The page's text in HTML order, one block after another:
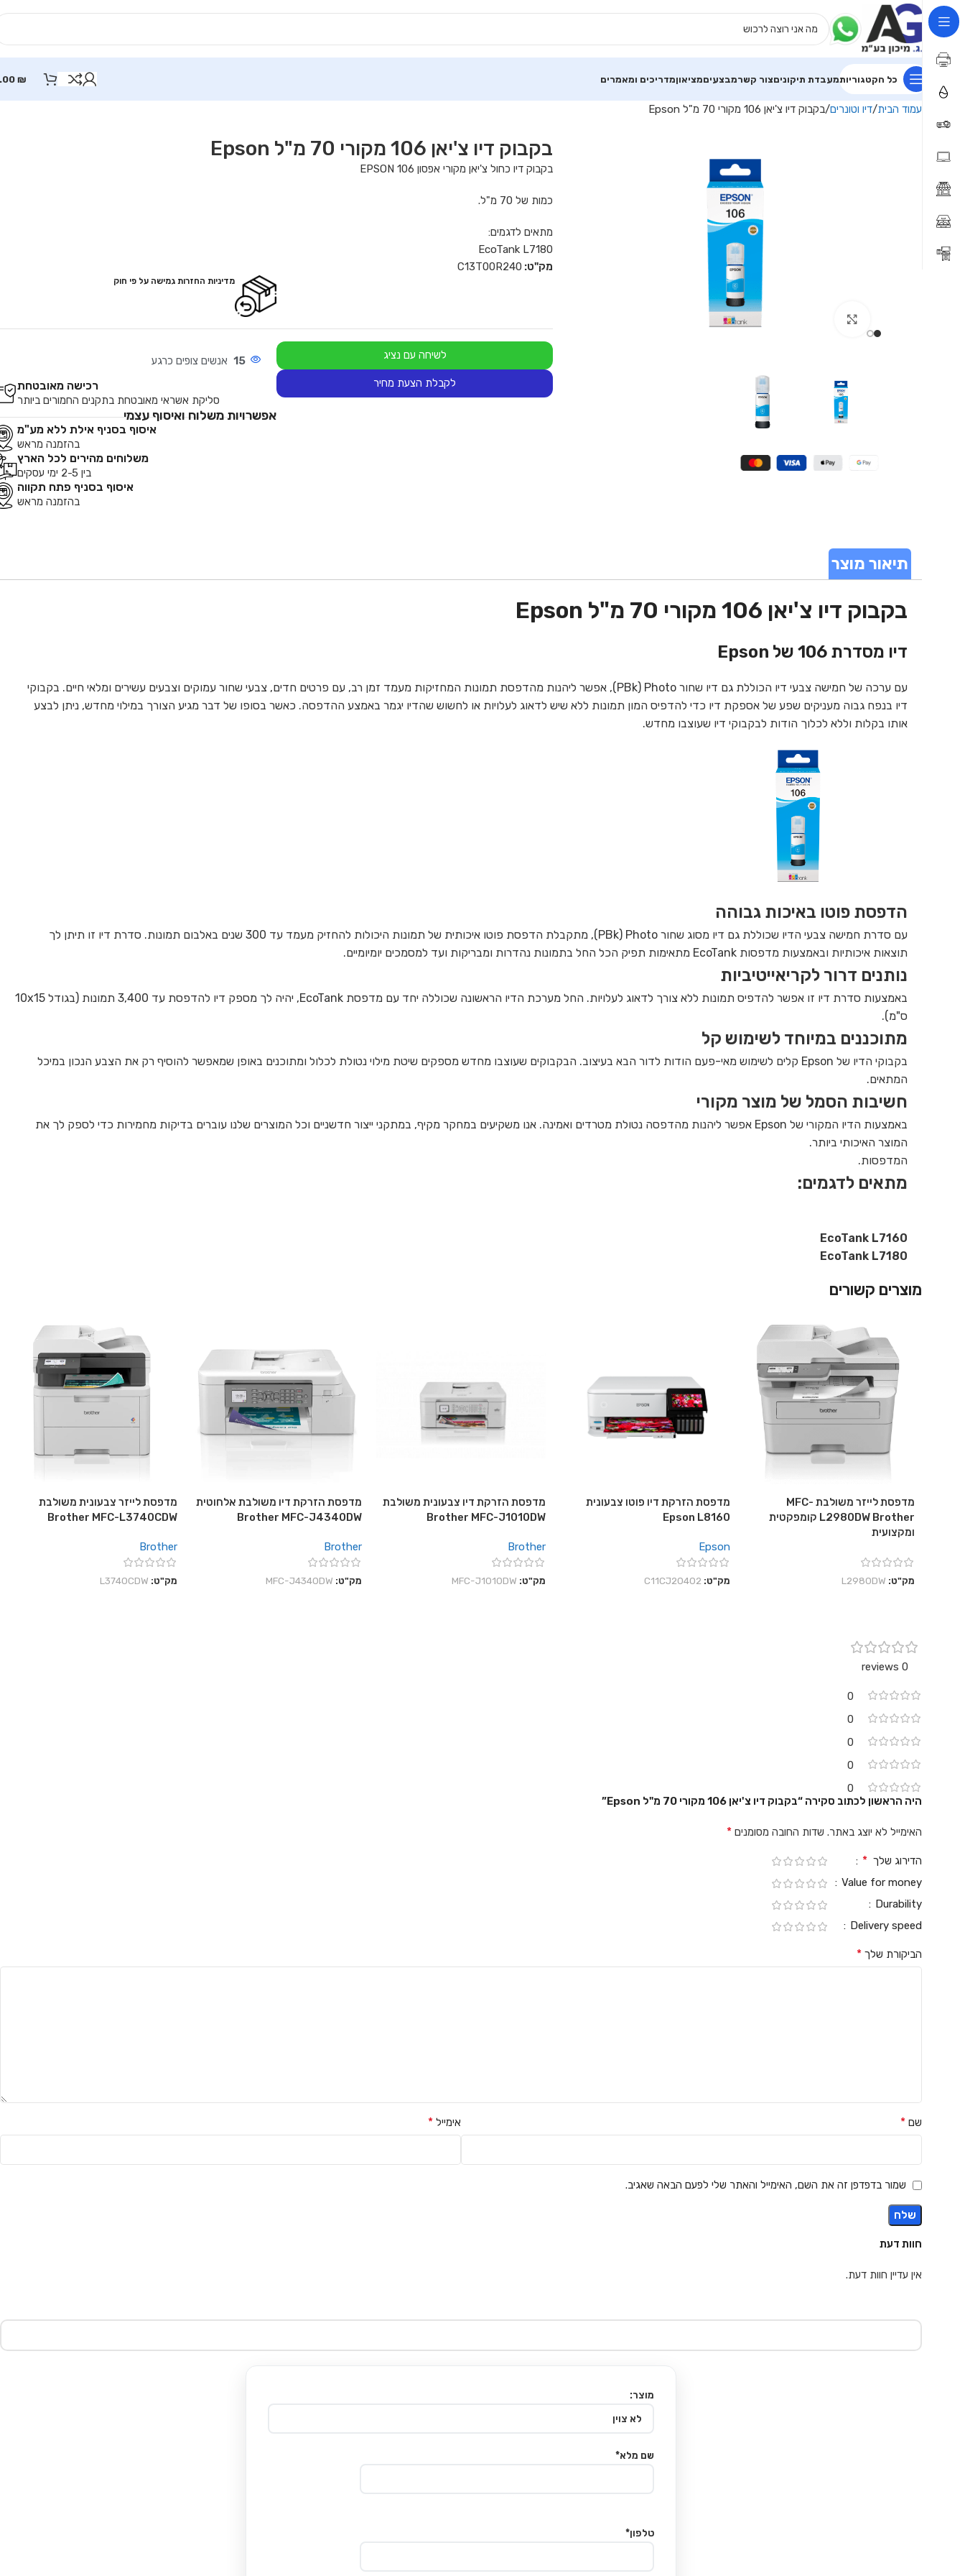
כל הקטגוריותמעבדת תיקוניםצור קשרמבצעיםמציאוןמדריכים ומאמרים ₪
עמוד הבית דיו וטונרים בקבוק דיו צ'יאן 106 מקורי 70 מ"ל Epson
בקבוק דיו צ'יאן 106 מקורי 70 מ"ל Epson
בקבוק דיו כחול צ'יאן מקורי אפסון 106 EPSON
כמות של 70 מ"ל.
מתאים לדגמים:
EcoTank L7180
מק"ט: C13T00R240
מדיניות החזרות גמישה על פי חוק
לשיחה עם נציג
לקבלת הצעת מחיר
15 אנשים צופים כרגע
רכישה מאובטחת
סליקת אשראי מאובטחת בתקנים החמורים ביותר
אפשרויות משלוח ואיסוף עצמי
איסוף בסניף אילת ללא מע"מ
בהזמנה מראש
משלוחים מהירים לכל הארץ
בין 2-5 ימי עסקים
איסוף בסניף פתח תקווה
בהזמנה מראש
תיאור מוצר
בקבוק דיו צ'יאן 106 מקורי 70 מ"ל Epson
דיו מסדרת 106 של Epson
עם ערכה של חמישה צבעי דיו הכוללת גם דיו שחור Photo ‏(PBk), אפשר ליהנות מהדפסת תמונות המחזיקות מעמד זמן רב, עם פרטים חדים, צבעי שחור עמוקים וצבעים עשירים ומלאי חיים. בקבוקי
דיו בנפח גבוה מעניקים שפע של אספקת דיו כדי להדפיס המון תמונות ללא שיש לדאוג לעלויות או לחשוש שהדיו יגמר באמצע ההדפסה. כאשר בסופו של דבר מגיע הצורך במילוי מחדש, ניתן לבצע
אותו בקלות וללא לכלוך הודות לבקבוקי דיו שעוצבו מחדש.
הדפסת פוטו באיכות גבוהה
עם סדרת חמישה צבעי הדיו שכוללת גם דיו מסוג שחור Photo ‏(PBk), מתקבלת הדפסת פוטו איכותית של תמונות היכולות להחזיק מעמד עד 300 שנים באלבום תמונות. סדרת דיו זו תיתן לך
תוצאות איכותיות ובאמצעות מדפסות EcoTank מתאימות תפיק הכל החל בתמונות נהדרות ומבריקות ועד למסמכים יומיומיים.
נותנים דרור לקריאייטיביות
באמצעות סדרת דיו זו אפשר להדפיס תמונות ללא צורך לדאוג לעלויות. החל מערכת הדיו הראשונה שכוללה יחד עם מדפסת EcoTank, יהיה לך מספק דיו להדפסת עד 3,400 תמונות (בגודל 10x15
ס"מ).
מתוכננים במיוחד לשימוש קל
בקבוקי הדיו של Epson קלים לשימוש מאי-פעם הודות לדור הבא בעיצוב. הבקבוקים שעוצבו מחדש מספקים שיטת מילוי נטולת לכלול ומתוכנים באופן שמאפשר להוסיף רק את הצבע הנכון במיכל
המתאים.
חשיבות הסמל של מוצר מקורי
באמצעות הדיו המקורי של Epson אפשר ליהנות מהדפסה נטולת מטרדים ואמינה. אנו משקיעים במחקר מקיף, במתקני ייצור חדשניים וכל המוצרים שלנו עוברים בדיקות מחמירות כדי לספק לך את
המוצר האיכותי ביותר.
המדפסות.
מתאים לדגמים:
EcoTank L7160
EcoTank L7180
מוצרים קשורים
מדפסת לייזר משולבת MFC-
L2980DW Brother קומפקטית
ומקצועית
מק"ט: L2980DW
מדפסת הזרקת דיו פוטו צבעונית
Epson L8160
Epson
מק"ט: C11CJ20402
מדפסת הזרקת דיו צבעונית משולבת
Brother MFC-J1010DW
Brother
מק"ט: MFC-J1010DW
מדפסת הזרקת דיו משולבת אלחוטית
Brother MFC-J4340DW
Brother
מק"ט: ‎MFC-J4340DW
מדפסת לייזר צבעונית משולבת
Brother MFC-L3740CDW
Brother
מק"ט: L3740CDW
0 reviews
0
0
0
0
0
חוות דעת
אין עדיין חוות דעת.
היה הראשון לכתוב סקירה “בקבוק דיו צ'יאן 106 מקורי 70 מ"ל Epson”
האימייל לא יוצג באתר. שדות החובה מסומנים *
הדירוג שלך *
Value for money
Durability
Delivery speed
הביקורת שלך *
שם * אימייל *
שמור בדפדפן זה את השם, האימייל והאתר שלי לפעם הבאה שאגיב.
מוצר:
שם מלא*
טלפון*